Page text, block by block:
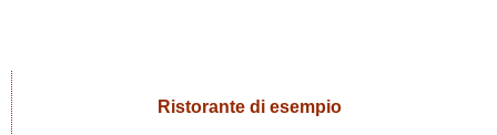
Ristorante di esempio